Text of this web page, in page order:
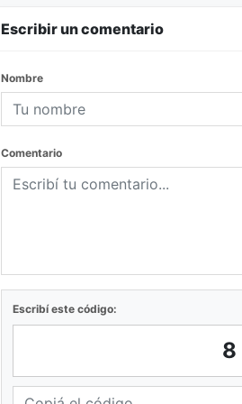
Escribir un comentario
Nombre
Comentario
Escribí este código: